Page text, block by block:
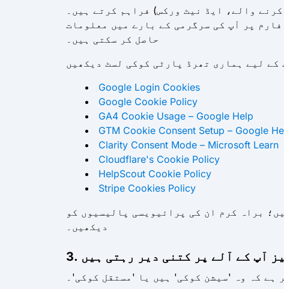
والے، ایڈ نیٹ ورکس) فراہم کرتے ہیں۔
پر آپ کی سرگرمی کے بارے میں معلومات
حاصل کر سکتی ہیں۔
Google Login Cookies
Google Cookie Policy
GA4 Cookie Usage – Google Help
GTM Cookie Consent Setup – Google
Clarity Consent Mode – Microsoft Learn
Cloudflare's Cookie Policy
HelpScout Cookie Policy
Stripe Cookies Policy
براہ کرم ان کی پرائیویسی پالیسیوں کو
دیکھیں۔
آپ کے آلے پر کتنی دیر رہتی ہیں
ہے کہ وہ 'سیشن کوکی' ہیں یا 'مستقل کوکی'۔